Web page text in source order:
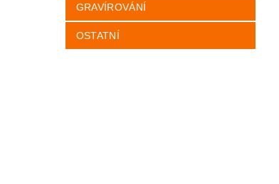
GRAVÍROVÁNÍ
OSTATNÍ